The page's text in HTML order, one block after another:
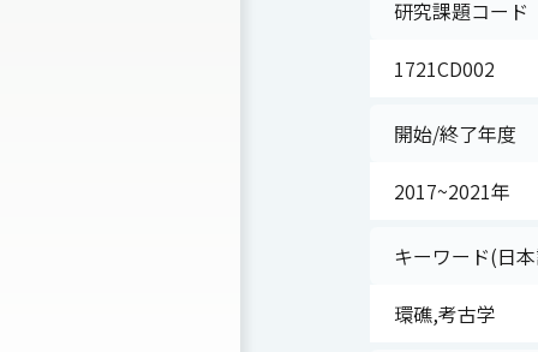
研究課題コード
1721CD002
開始/終了年度
2017~2021年
キーワード(日
環礁,考古学